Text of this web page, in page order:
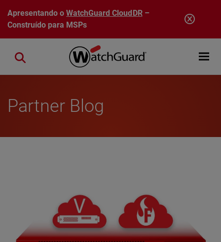
Pular para o conteúdo principal
Apresentando oWatchGuard CloudDR–
Construído para MSPs
Open
Close search
Partner Blog